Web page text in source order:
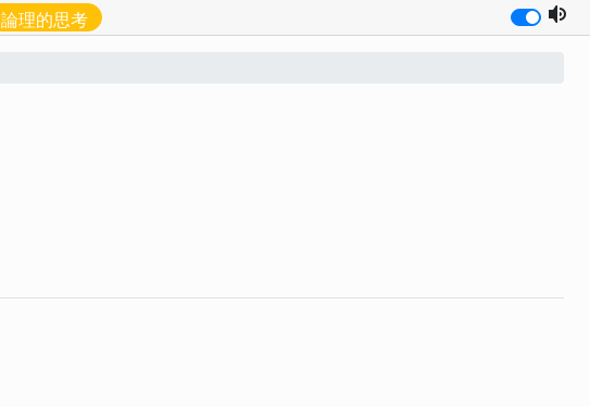
論理的思考